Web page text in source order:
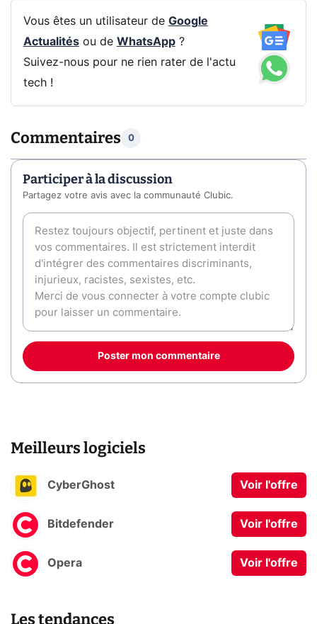
Vous êtes un utilisateur de Google
Actualitésou de WhatsApp?
Suivez-nous pour ne rien rater de l'actu
tech !
Commentaires 0
Participer à la discussion
Partagez votre avis avec la communauté Clubic.
Poster mon commentaire
Meilleurs logiciels
CyberGhost Voir l'offre
Bitdefender Voir l'offre
Opera Voir l'offre
Les tendances